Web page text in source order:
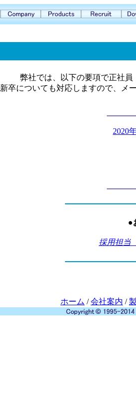
弊社では、以下の要項で正社員
新卒についても対応しますので、メ
2020
●
採用担当
ホーム /会社案内 /